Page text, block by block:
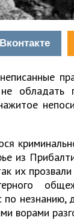
Вконтакте
из
их
по незнанию,
ворами